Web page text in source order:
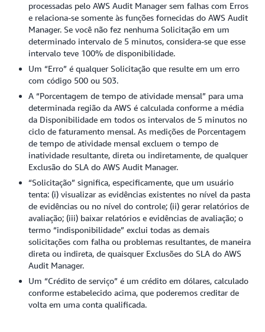
processadas pelo AWS Audit Manager sem falhas com Erros
e relaciona-se somente às funções fornecidas do AWS Audit
Manager. Se você não fez nenhuma Solicitação em um
determinado intervalo de 5 minutos, considera-se que esse
intervalo teve 100% de disponibilidade.
Um “Erro” é qualquer Solicitação que resulte em um erro
com código 500 ou 503.
A “Porcentagem de tempo de atividade mensal” para uma
determinada região da AWS é calculada conforme a média
da Disponibilidade em todos os intervalos de 5 minutos no
ciclo de faturamento mensal. As medições de Porcentagem
de tempo de atividade mensal excluem o tempo de
inatividade resultante, direta ou indiretamente, de qualquer
Exclusão do SLA do AWS Audit Manager.
“Solicitação” significa, especificamente, que um usuário
tenta: (i) visualizar as evidências existentes no nível da pasta
de evidências ou no nível do controle; (ii) gerar relatórios de
avaliação; (iii) baixar relatórios e evidências de avaliação; o
termo “indisponibilidade” exclui todas as demais
solicitações com falha ou problemas resultantes, de maneira
direta ou indireta, de quaisquer Exclusões do SLA do AWS
Audit Manager.
Um “Crédito de serviço” é um crédito em dólares, calculado
conforme estabelecido acima, que poderemos creditar de
volta em uma conta qualificada.